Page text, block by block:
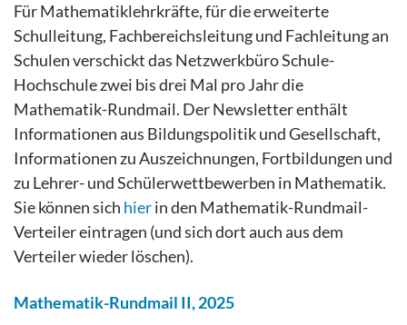
Für Mathematiklehrkräfte, für die erweiterte
Schulleitung, Fachbereichsleitung und Fachleitung an
Schulen verschickt das Netzwerkbüro Schule-
Hochschule zwei bis drei Mal pro Jahr die
Mathematik-Rundmail. Der Newsletter enthält
Informationen aus Bildungspolitik und Gesellschaft,
Informationen zu Auszeichnungen, Fortbildungen und
zu Lehrer- und Schülerwettbewerben in Mathematik.
Sie können sich hierin den Mathematik-Rundmail-
Verteiler eintragen (und sich dort auch aus dem
Verteiler wieder löschen).
Mathematik-Rundmail II, 2025